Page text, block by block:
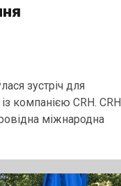
зустріч для
компанією CRH. CRH
міжнародна